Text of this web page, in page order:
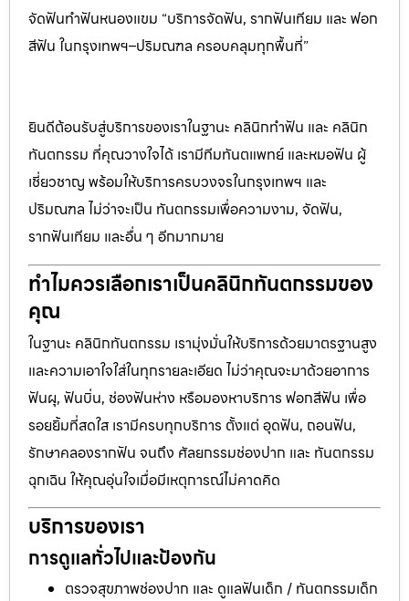
จัดฟันทำฟันหนองแขม “บริการจัดฟัน, รากฟันเทียม และ ฟอก
สีฟัน ในกรุงเทพฯ–ปริมณฑล ครอบคลุมทุกพื้นที่”
ยินดีต้อนรับสู่บริการของเราในฐานะ คลินิกทำฟัน และ คลินิก
ทันตกรรม ที่คุณวางใจได้ เรามีทีมทันตแพทย์ และหมอฟัน ผู้
เชี่ยวชาญ พร้อมให้บริการครบวงจรในกรุงเทพฯ และ
ปริมณฑล ไม่ว่าจะเป็น ทันตกรรมเพื่อความงาม, จัดฟัน,
รากฟันเทียม และอื่น ๆ อีกมากมาย
ทำไมควรเลือกเราเป็นคลินิกทันตกรรมของ
คุณ
ในฐานะ คลินิกทันตกรรม เรามุ่งมั่นให้บริการด้วยมาตรฐานสูง
และความเอาใจใส่ในทุกรายละเอียด ไม่ว่าคุณจะมาด้วยอาการ
ฟันผุ, ฟันบิ่น, ช่องฟันห่าง หรือมองหาบริการ ฟอกสีฟัน เพื่อ
รอยยิ้มที่สดใส เรามีครบทุกบริการ ตั้งแต่ อุดฟัน, ถอนฟัน,
รักษาคลองรากฟัน จนถึง ศัลยกรรมช่องปาก และ ทันตกรรม
ฉุกเฉิน ให้คุณอุ่นใจเมื่อมีเหตุการณ์ไม่คาดคิด
บริการของเรา
การดูแลทั่วไปและป้องกัน
ตรวจสุขภาพช่องปาก และ ดูแลฟันเด็ก / ทันตกรรมเด็ก